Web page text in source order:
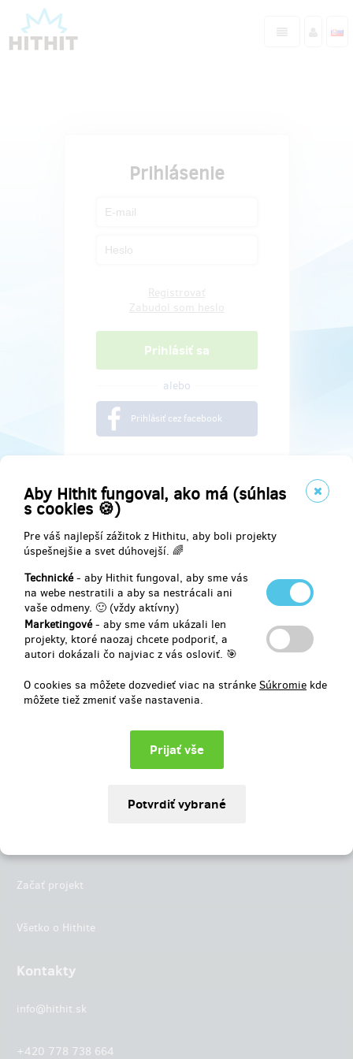
Aby Hithit fungoval, ako má (súhlas
s cookies 🍪)
Pre váš najlepší zážitok z Hithitu, aby boli projekty
úspešnejšie a svet dúhovejší. 🌈
Technické- aby Hithit fungoval, aby sme vás
na webe nestratili a aby sa nestrácali ani
vaše odmeny. 🙂 (vždy aktívny)
Marketingové- aby sme vám ukázali len
projekty, ktoré naozaj chcete podporiť, a
autori dokázali čo najviac z vás osloviť. 🎯
O cookies sa môžete dozvedieť viac na stránke Súkromie kde
môžete tiež zmeniť vaše nastavenia.
Prihlásenie
alebo
Prihlásiť cez facebook
Najdete nás na
Začať projekt
Všetko o Hithite
Kontakty
info@hithit.sk
+420 778 738 664